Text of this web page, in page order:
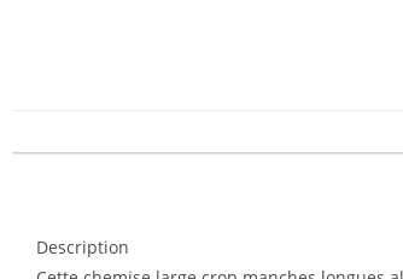
Description